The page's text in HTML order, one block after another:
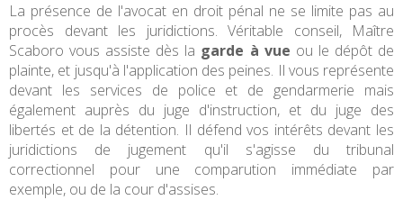
La présence de l'avocat en droit pénal ne se limite pas au
procès devant les juridictions. Véritable conseil, Maître
Scaboro vous assiste dès la garde à vue ou le dépôt de
plainte, et jusqu'à l'application des peines. Il vous représente
devant les services de police et de gendarmerie mais
également auprès du juge d'instruction, et du juge des
libertés et de la détention. Il défend vos intérêts devant les
juridictions de jugement qu'il s'agisse du tribunal
correctionnel pour une comparution immédiate par
exemple, ou de la cour d'assises.